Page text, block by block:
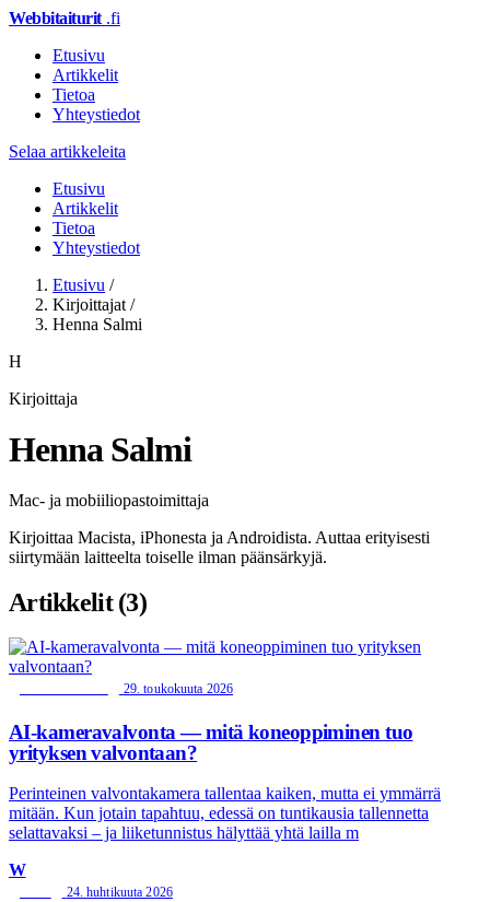
Webbitaiturit .fi
Etusivu
Artikkelit
Tietoa
Yhteystiedot
Selaa artikkeleita
Etusivu
Artikkelit
Tietoa
Yhteystiedot
Etusivu /
Kirjoittajat /
Henna Salmi
H
Kirjoittaja
Henna Salmi
Mac- ja mobiiliopastoimittaja
Kirjoittaa Macista, iPhonesta ja Androidista. Auttaa erityisesti
siirtymään laitteelta toiselle ilman päänsärkyjä.
Artikkelit (3)
29. toukokuuta 2026
AI-kameravalvonta — mitä koneoppiminen tuo
yrityksen valvontaan?
Perinteinen valvontakamera tallentaa kaiken, mutta ei ymmärrä
mitään. Kun jotain tapahtuu, edessä on tuntikausia tallennetta
selattavaksi – ja liiketunnistus hälyttää yhtä lailla m
W
24. huhtikuuta 2026